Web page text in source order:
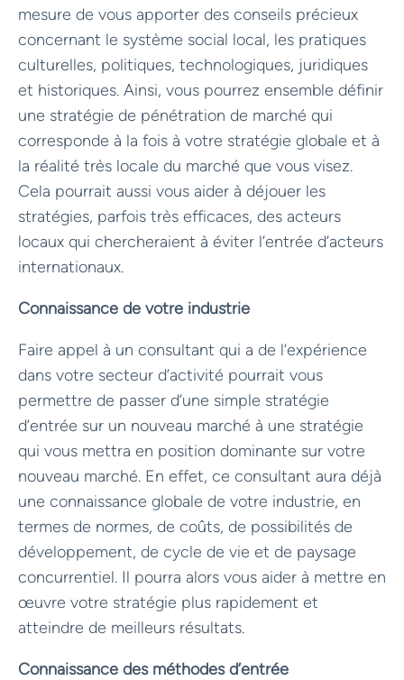
mesure de vous apporter des conseils précieux
concernant le système social local, les pratiques
culturelles, politiques, technologiques, juridiques
et historiques. Ainsi, vous pourrez ensemble définir
une stratégie de pénétration de marché qui
corresponde à la fois à votre stratégie globale et à
la réalité très locale du marché que vous visez.
Cela pourrait aussi vous aider à déjouer les
stratégies, parfois très efficaces, des acteurs
locaux qui chercheraient à éviter l’entrée d’acteurs
internationaux.
Connaissance de votre industrie
Faire appel à un consultant qui a de l’expérience
dans votre secteur d’activité pourrait vous
permettre de passer d’une simple stratégie
d’entrée sur un nouveau marché à une stratégie
qui vous mettra en position dominante sur votre
nouveau marché. En effet, ce consultant aura déjà
une connaissance globale de votre industrie, en
termes de normes, de coûts, de possibilités de
développement, de cycle de vie et de paysage
concurrentiel. Il pourra alors vous aider à mettre en
œuvre votre stratégie plus rapidement et
atteindre de meilleurs résultats.
Connaissance des méthodes d’entrée